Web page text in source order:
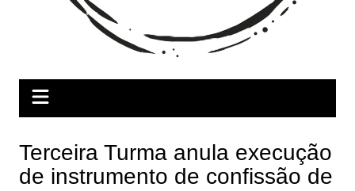
Terceira Turma anula execução
de instrumento de confissão de